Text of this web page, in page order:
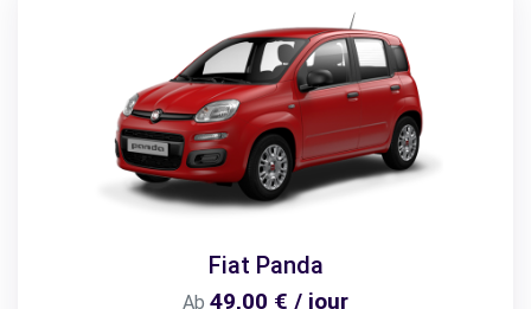
Fiat Panda
Ab 49,00 € / jour